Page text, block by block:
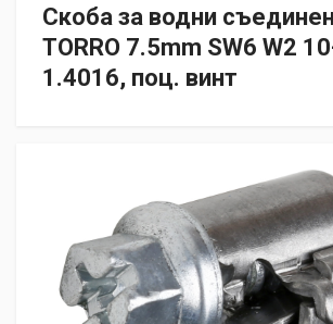
Скоба за водни
TORRО 7.5mm SW6 W2
1.4016, поц. винт